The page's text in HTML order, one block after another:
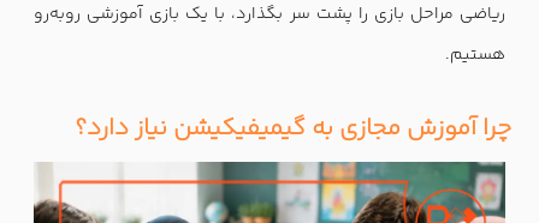
ریاضی مراحل بازی را پشت سر بگذارد، با یک بازی آموزشی روبه‌رو
هستیم.
چرا آموزش مجازی به گیمیفیکیشن نیاز دارد؟